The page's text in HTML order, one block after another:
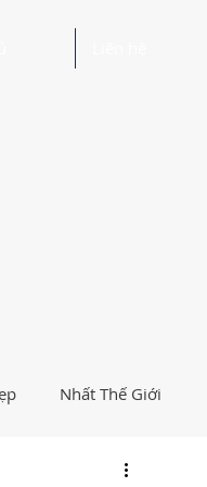
Nhất Thế Giới
Hướng Dẫn